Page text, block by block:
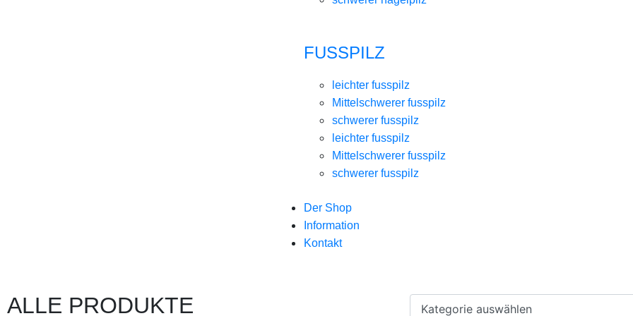
FUSSPILZ
leichter fusspilz
Mittelschwerer fusspilz
schwerer fusspilz
leichter fusspilz
Mittelschwerer fusspilz
schwerer fusspilz
Der Shop
Information
Kontakt
ALLE PRODUKTE